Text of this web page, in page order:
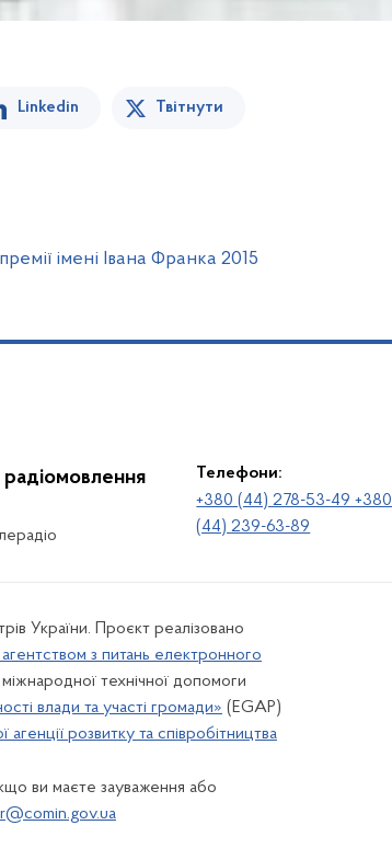
Linkedin Твітнути
імені Івана Франка 2015
Телефони:
+380 (44) 278-53-49 +380
(44) 239-63-89
України. Проєкт реалізовано
з питань електронного
технічної допомоги
влади та участі громади» (EGAP)
розвитку та співробітництва
ви маєте зауваження або